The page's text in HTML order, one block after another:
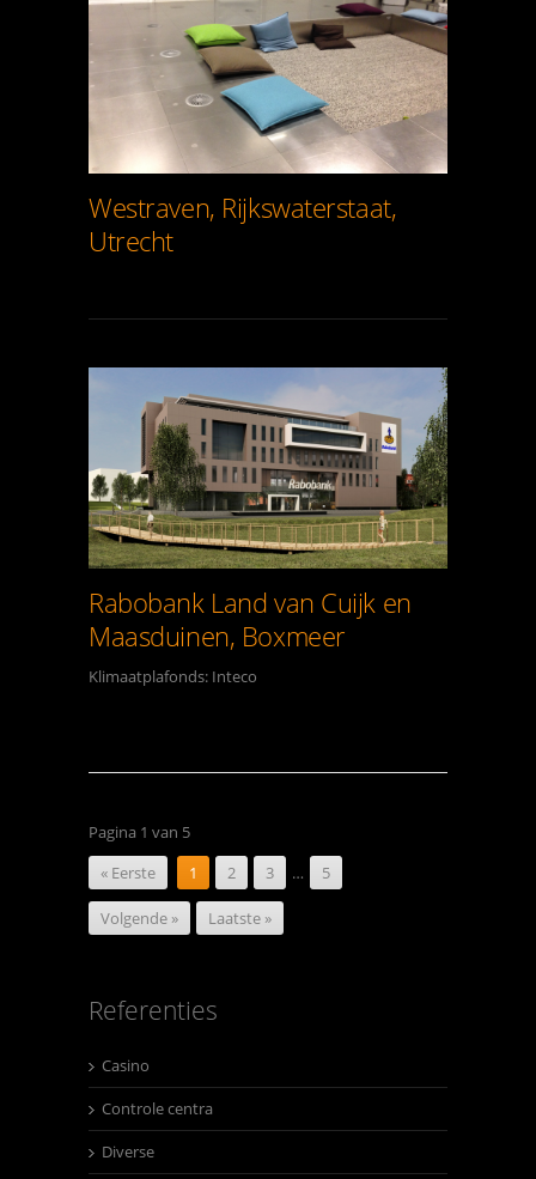
Westraven, Rijkswaterstaat,
Utrecht
Rabobank Land van Cuijk en
Maasduinen, Boxmeer
Klimaatplafonds: Inteco
Pagina 1 van 5
« Eerste
1 2 3 … 5
Volgende » Laatste »
Referenties
Casino
Controle centra
Diverse